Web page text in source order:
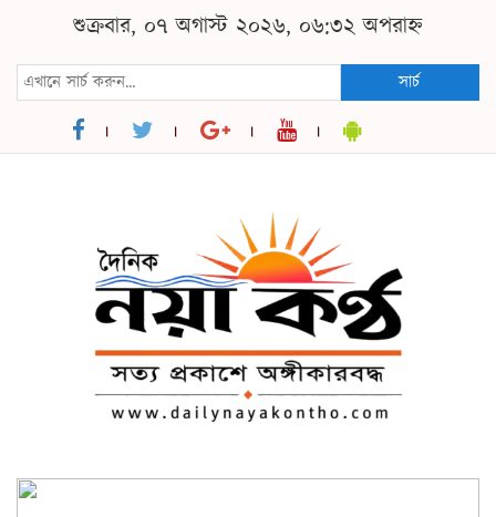
শুক্রবার, ০৭ অগাস্ট ২০২৬, ০৬:৩২ অপরাহ্ন
সার্চ